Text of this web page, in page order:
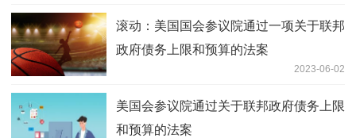
滚动：美国国会参议院通过一项关于联邦
政府债务上限和预算的法案
2023-06-02
美国会参议院通过关于联邦政府债务上限
和预算的法案